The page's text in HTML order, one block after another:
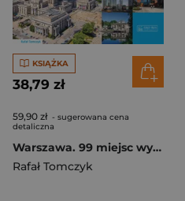
KSIĄŻKA
38,79 zł
59,90 zł - sugerowana cena
detaliczna
Warszawa. 99 miejsc wyd. 2
Rafał Tomczyk